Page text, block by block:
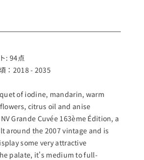
: 94点
：2018 - 2035
of iodine, mandarin, warm
citrus oil and anise
Grande Cuvée 163ème Édition, a
around the 2007 vintage and is
some very attractive
palate, it's medium to full-